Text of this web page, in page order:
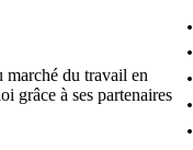
marché du travail en
grâce à ses partenaires